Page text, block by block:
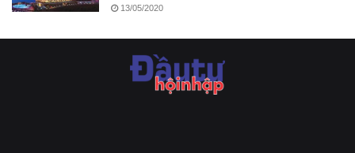
13/05/2020